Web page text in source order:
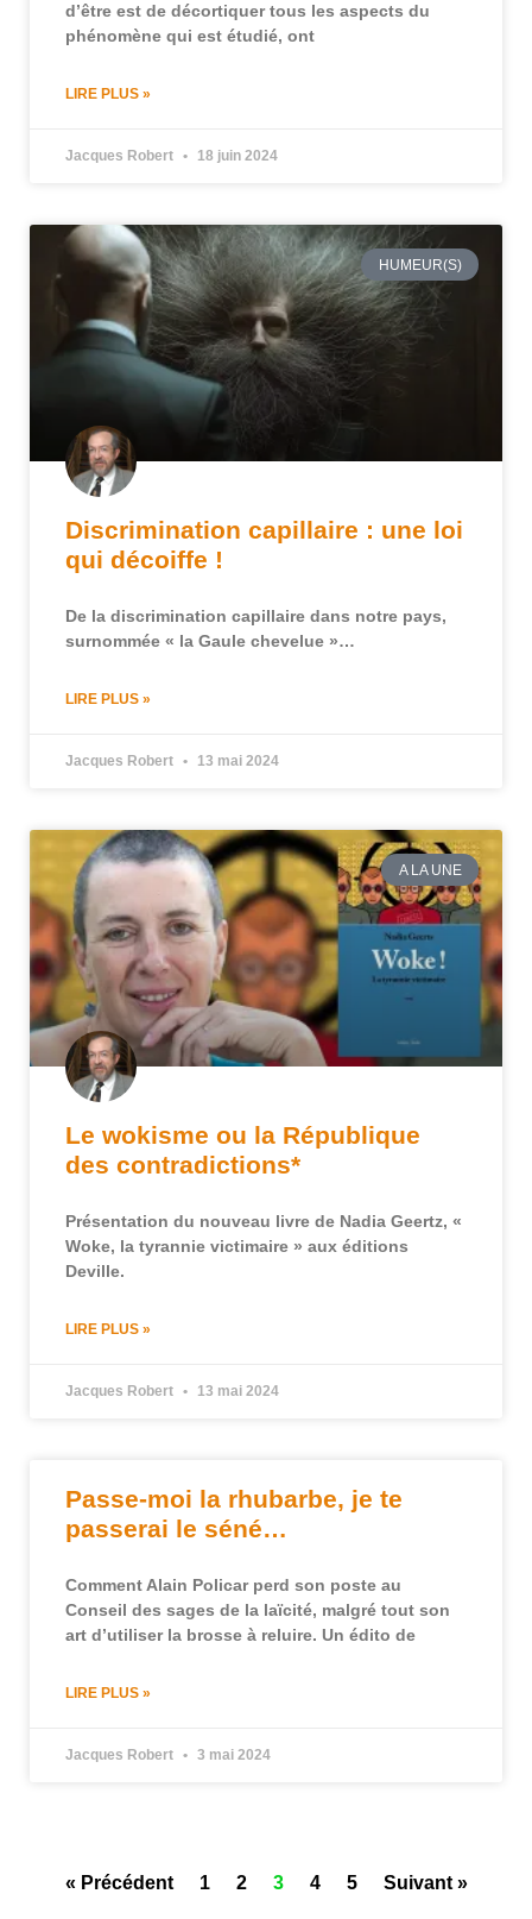
d’être est de décortiquer tous les aspects du
phénomène qui est étudié, ont
LIRE PLUS »
Jacques Robert 18 juin 2024
HUMEUR(S)
Discrimination capillaire : une loi
qui décoiffe !
De la discrimination capillaire dans notre pays,
surnommée « la Gaule chevelue »…
LIRE PLUS »
Jacques Robert 13 mai 2024
A LA UNE
Le wokisme ou la République
des contradictions*
Présentation du nouveau livre de Nadia Geertz, «
Woke, la tyrannie victimaire » aux éditions
Deville.
LIRE PLUS »
Jacques Robert 13 mai 2024
Passe-moi la rhubarbe, je te
passerai le séné…
Comment Alain Policar perd son poste au
Conseil des sages de la laïcité, malgré tout son
art d’utiliser la brosse à reluire. Un édito de
LIRE PLUS »
Jacques Robert 3 mai 2024
« Précédent 1 2 3 4 5 Suivant »